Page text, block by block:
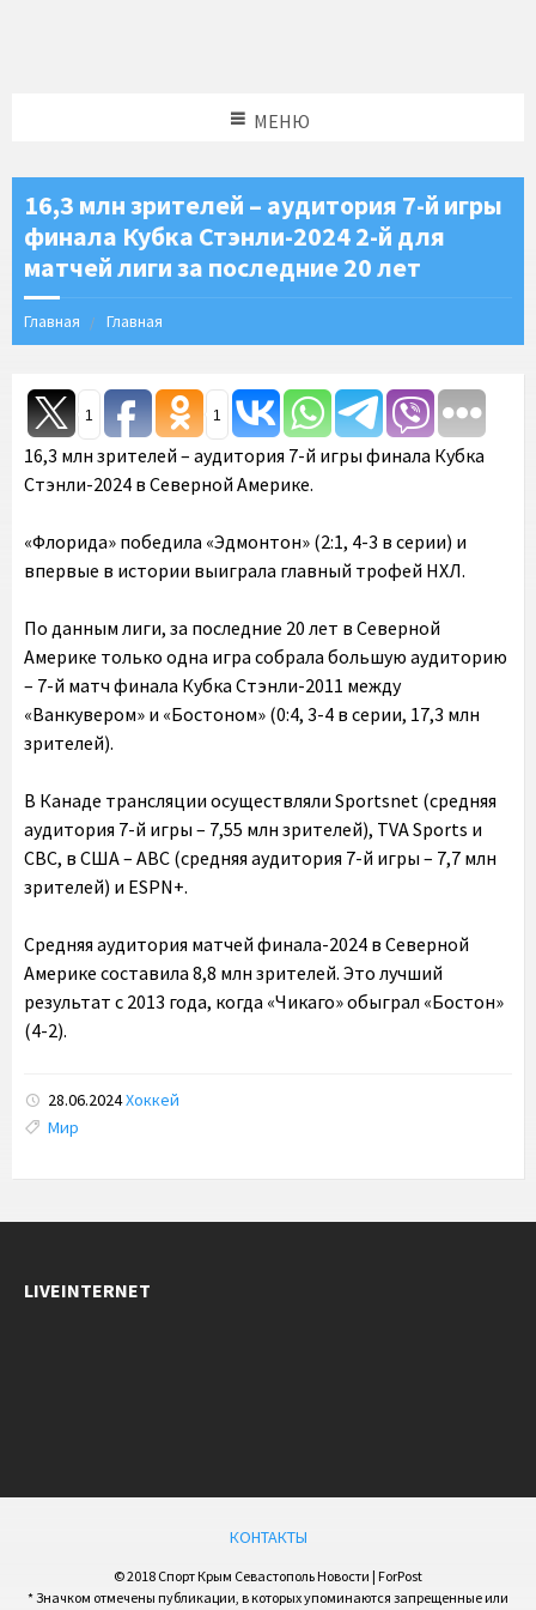
МЕНЮ
16,3 млн зрителей – аудитория 7-й игры
финала Кубка Стэнли-2024 2-й для
матчей лиги за последние 20 лет
Главная Главная
1 1
16,3 млн зрителей – аудитория 7-й игры финала Кубка
Стэнли-2024 в Северной Америке.
«Флорида» победила «Эдмонтон» (2:1, 4-3 в серии) и
впервые в истории выиграла главный трофей НХЛ.
По данным лиги, за последние 20 лет в Северной
Америке только одна игра собрала большую аудиторию
– 7-й матч финала Кубка Стэнли-2011 между
«Ванкувером» и «Бостоном» (0:4, 3-4 в серии, 17,3 млн
зрителей).
В Канаде трансляции осуществляли Sportsnet (средняя
аудитория 7-й игры – 7,55 млн зрителей), TVA Sports и
CBC, в США – ABC (средняя аудитория 7-й игры – 7,7 млн
зрителей) и ESPN+.
Средняя аудитория матчей финала-2024 в Северной
Америке составила 8,8 млн зрителей. Это лучший
результат с 2013 года, когда «Чикаго» обыграл «Бостон»
(4-2).
28.06.2024Хоккей
Tags:
Мир
LIVEINTERNET
КОНТАКТЫ
© 2018 Спорт Крым Севастополь Новости | ForPost
* Значком отмечены публикации, в которых упоминаются запрещенные или